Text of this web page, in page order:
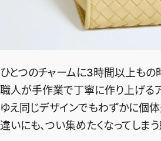
ひとつのチャームに3時間以上もの
職人が手作業で丁寧に作り上げる
ゆえ同じデザインでもわずかに個
違いにも、つい集めたくなってしま